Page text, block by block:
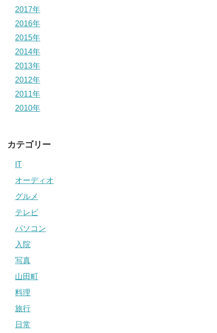
2017年
2016年
2015年
2014年
2013年
2012年
2011年
2010年
カテゴリー
IT
オーディオ
グルメ
テレビ
パソコン
入院
写真
山田町
料理
旅行
日常